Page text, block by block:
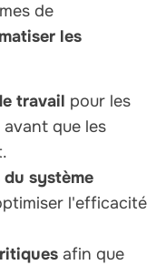
de
les
travail pour les
que les
du système
l'efficacité
afin que